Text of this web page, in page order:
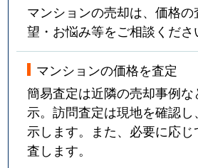
マンションの売却は、価格
望・お悩み等をご相談くださ
マンションの価格を査定
簡易査定は近隣の売却事例
示。訪問査定は現地を確認
示します。また、必要に応
査します。